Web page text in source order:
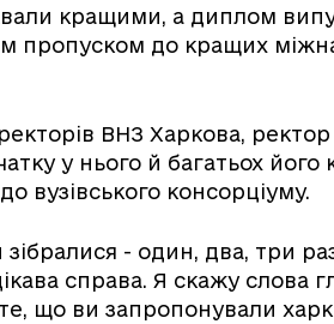
кращими, а диплом
пропуском до кращих
ВНЗ Харкова, ректор
у нього й багатьох
вузівського консорціуму.
- один, два, три
справа. Я скажу слова
що ви запропонували